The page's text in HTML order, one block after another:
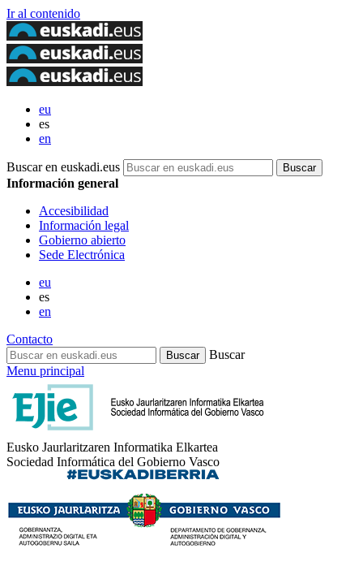
Ir al contenido
eu
es
en
Buscar en euskadi.eus
Información general
Accesibilidad
Información legal
Gobierno abierto
Sede Electrónica
eu
es
en
Contacto
Buscar
Menu principal
Eusko Jaurlaritzaren Informatika Elkartea
Sociedad Informática del Gobierno Vasco